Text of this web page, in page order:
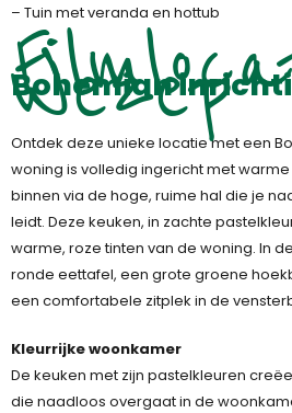
– Tuin met veranda en hottub
Bohemian
Wezep
Ontdek deze unieke locatie met een
woning is volledig ingericht met
binnen via de hoge, ruime hal die je
leidt. Deze keuken, in zachte
warme, roze tinten van de woning. In
ronde eettafel, een grote groene
een comfortabele zitplek in de
Kleurrijke woonkamer
De keuken met zijn pastelkleuren
die naadloos overgaat in de